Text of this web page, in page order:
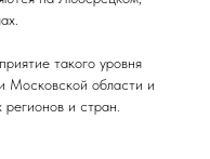
такого уровня
Московской области и
и стран.